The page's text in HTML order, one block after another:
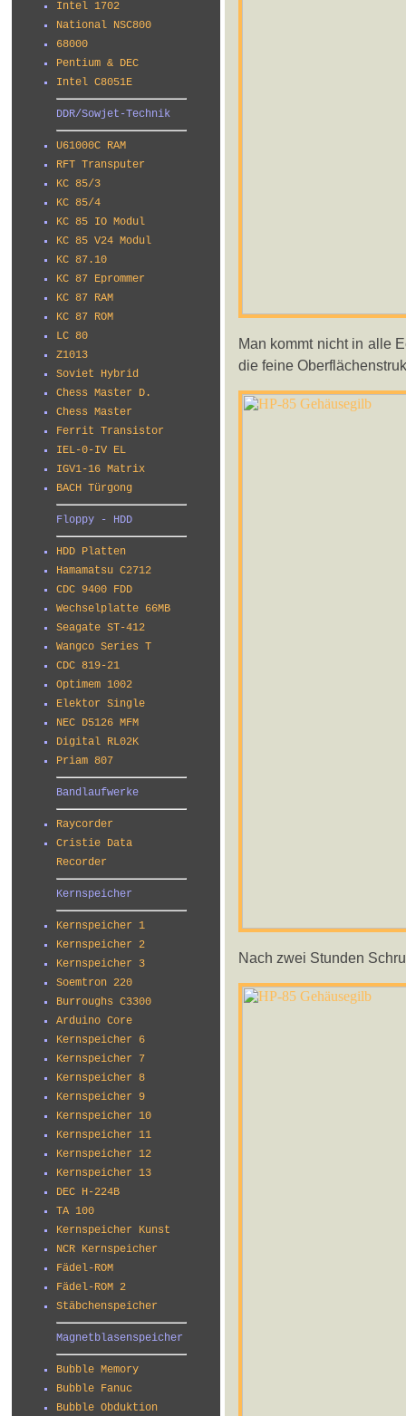
Intel 1702
National NSC800
68000
Pentium & DEC
Intel C8051E
DDR/Sowjet-Technik
U61000C RAM
RFT Transputer
KC 85/3
KC 85/4
KC 85 IO Modul
KC 85 V24 Modul
KC 87.10
KC 87 Eprommer
KC 87 RAM
KC 87 ROM
LC 80
Z1013
Soviet Hybrid
Chess Master D.
Chess Master
Ferrit Transistor
IEL-0-IV EL
IGV1-16 Matrix
BACH Türgong
Floppy - HDD
HDD Platten
Hamamatsu C2712
CDC 9400 FDD
Wechselplatte 66MB
Seagate ST-412
Wangco Series T
CDC 819-21
Optimem 1002
Elektor Single
NEC D5126 MFM
Digital RL02K
Priam 807
Bandlaufwerke
Raycorder
Cristie Data
Recorder
Kernspeicher
Kernspeicher 1
Kernspeicher 2
Kernspeicher 3
Soemtron 220
Burroughs C3300
Arduino Core
Kernspeicher 6
Kernspeicher 7
Kernspeicher 8
Kernspeicher 9
Kernspeicher 10
Kernspeicher 11
Kernspeicher 12
Kernspeicher 13
DEC H-224B
TA 100
Kernspeicher Kunst
NCR Kernspeicher
Fädel-ROM
Fädel-ROM 2
Stäbchenspeicher
Magnetblasenspeicher
Bubble Memory
Bubble Fanuc
Bubble Obduktion
Man kommt nicht in alle
die feine
Nach zwei Stunden